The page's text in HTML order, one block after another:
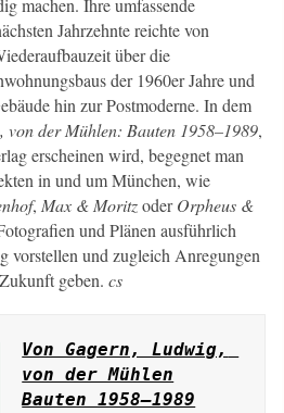
machen. Ihre umfassende
Jahrzehnte reichte von
über die
der 1960er Jahre und
hin zur Postmoderne. In dem
von der Mühlen: Bauten 1958–1989,
erscheinen wird, begegnet man
in und um München, wie
, Max & MoritzoderOrpheus &
und Plänen ausführlich
vorstellen und zugleich Anregungen
geben.cs
Von Gagern, Ludwig,
von der Mühlen
Bauten 1958–1989